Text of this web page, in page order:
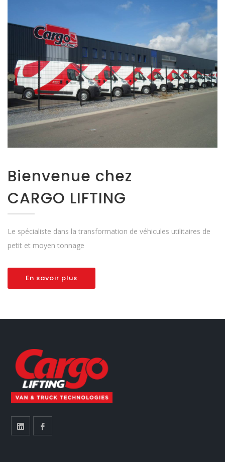
Bienvenue chez
CARGO LIFTING
Le spécialiste dans la transformation de véhicules utilitaires de
petit et moyen tonnage
En savoir plus